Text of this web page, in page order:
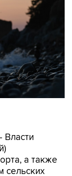
Власти
а также
сельских